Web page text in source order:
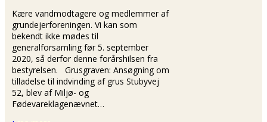
Kære vandmodtagere og medlemmer af
grundejerforeningen. Vi kan som
bekendt ikke mødes til
generalforsamling før 5. september
2020, så derfor denne forårshilsen fra
bestyrelsen. Grusgraven: Ansøgning om
tilladelse til indvinding af grus Stubyvej
52, blev af Miljø- og
Fødevareklagenævnet…